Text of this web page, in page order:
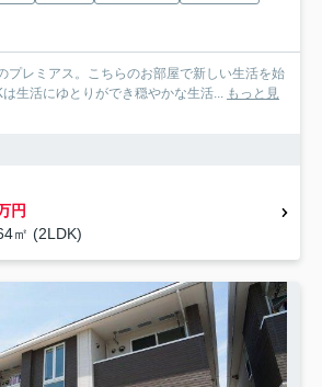
プレミアス。こちらのお部屋で新しい生活を始
生活にゆとりができ穏やかな生活... もっと見
円
㎡ (2LDK)